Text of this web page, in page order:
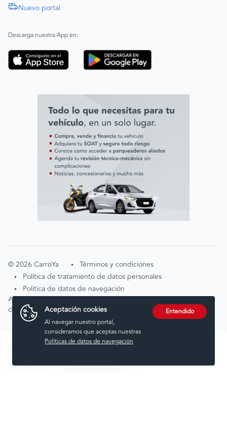
SAGRILAFT
Código de ética
Línea ética ADL digital Lab
Descarga nuestra App en:
Nuevo portal
©2026 CarroYa • Términos y condiciones
• Política de tratamiento de datos personales
•
Política de datos de navegación
Atención de solicitudes por tratamiento de
datostratamientodedatos@carroya.com
Aceptación cookies
Al navegar nuestro portal,
consideramos que aceptas nuestras
Políticas de datos de navegación
Entendido